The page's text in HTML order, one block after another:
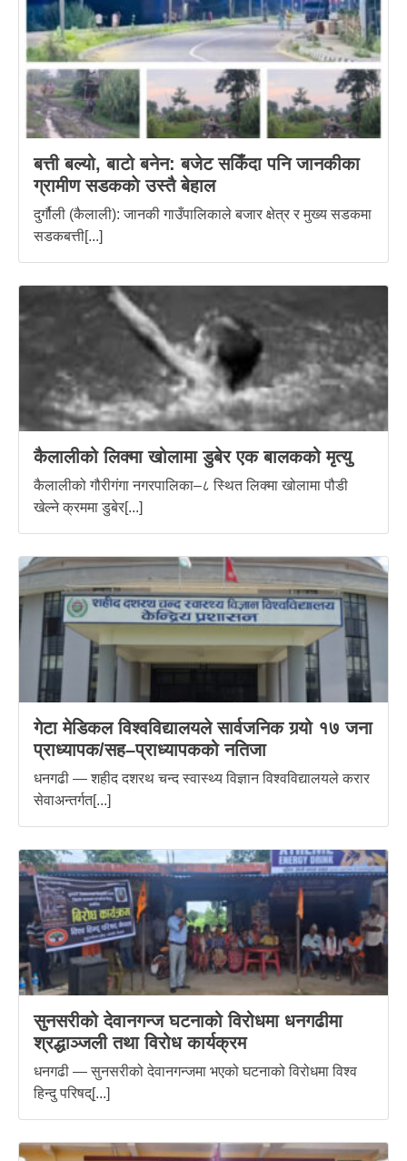
बत्ती बल्यो, बाटो बनेन: बजेट सकिँदा पनि जानकीका
ग्रामीण सडककाे उस्तै बेहाल
दुर्गौली (कैलाली): जानकी गाउँपालिकाले बजार क्षेत्र र मुख्य सडकमा
सडकबत्ती[...]
कैलालीको लिक्मा खोलामा डुबेर एक बालकको मृत्यु
कैलालीको गौरीगंगा नगरपालिका–८ स्थित लिक्मा खोलामा पौडी
खेल्ने क्रममा डुबेर[...]
गेटा मेडिकल विश्वविद्यालयले सार्वजनिक गर्‍यो १७ जना
प्राध्यापक/सह–प्राध्यापकको नतिजा
धनगढी — शहीद दशरथ चन्द स्वास्थ्य विज्ञान विश्वविद्यालयले करार
सेवाअन्तर्गत[...]
सुनसरीको देवानगन्ज घटनाको विरोधमा धनगढीमा
श्रद्धाञ्जली तथा विरोध कार्यक्रम
धनगढी — सुनसरीको देवानगन्जमा भएको घटनाको विरोधमा विश्व
हिन्दु परिषद्[...]